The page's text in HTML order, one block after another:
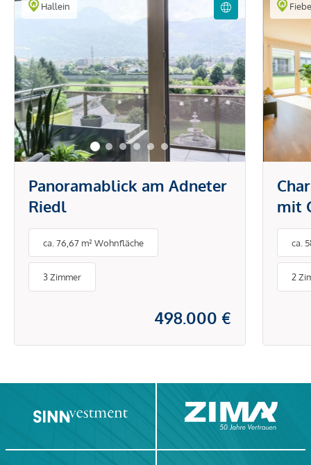
Hallein
Panoramablick am Adneter
Riedl
ca. 76,67 m² Wohnfläche
3 Zimmer
498.000 €
mit
ca.
2